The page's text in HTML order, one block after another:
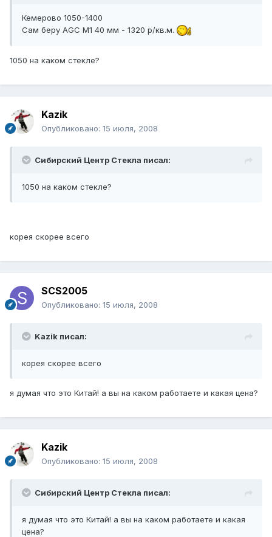
Кемерово 1050-1400
Сам беру AGC M1 40 мм - 1320 р/кв.м.
1050 на каком стекле?
Kazik
Опубликовано: 15 июля, 2008
Сибирский Центр Стекла писал:
1050 на каком стекле?
корея скорее всего
SCS2005
Опубликовано: 15 июля, 2008
Kazik писал:
корея скорее всего
я думая что это Китай! а вы на каком работаете и какая цена?
Kazik
Опубликовано: 15 июля, 2008
Сибирский Центр Стекла писал:
я думая что это Китай! а вы на каком работаете и какая
цена?